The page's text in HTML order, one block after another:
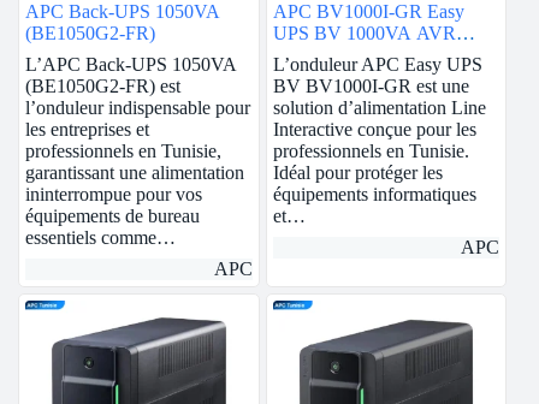
APC Back-UPS 1050VA
(BE1050G2-FR)
L’APC Back-UPS 1050VA
(BE1050G2-FR) est
l’onduleur indispensable pour
les entreprises et
professionnels en Tunisie,
garantissant une alimentation
ininterrompue pour vos
équipements de bureau
essentiels comme…
APC
APC BV1000I-GR Easy
UPS BV 1000VA AVR
Schuko 230V
L’onduleur APC Easy UPS
BV BV1000I-GR est une
solution d’alimentation Line
Interactive conçue pour les
professionnels en Tunisie.
Idéal pour protéger les
équipements informatiques
et…
APC